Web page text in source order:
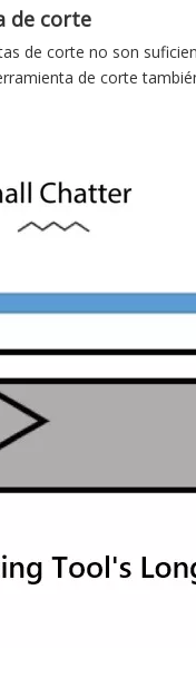
de corte
de corte no son
de corte